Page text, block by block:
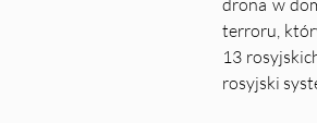
drona w
terroru,
13
rosyjski